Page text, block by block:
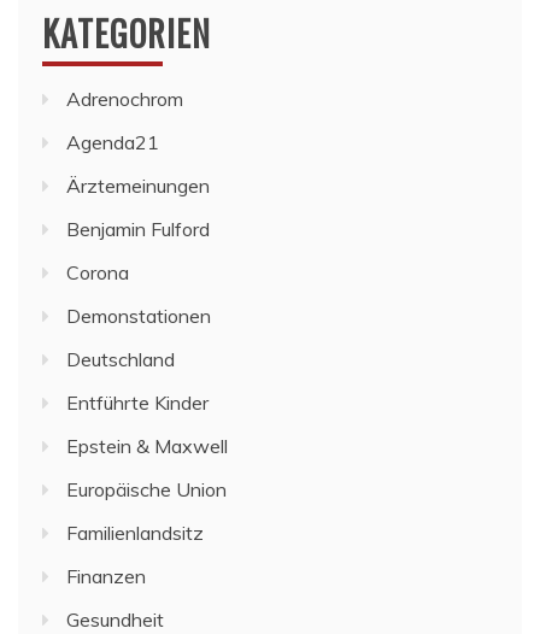
KATEGORIEN
Adrenochrom
Agenda21
Ärztemeinungen
Benjamin Fulford
Corona
Demonstationen
Deutschland
Entführte Kinder
Epstein & Maxwell
Europäische Union
Familienlandsitz
Finanzen
Gesundheit